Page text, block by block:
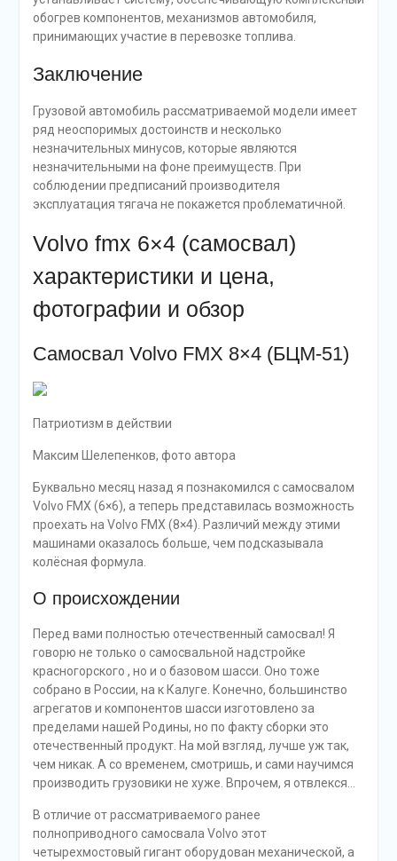
обогрев компонентов, механизмов автомобиля,
принимающих участие в перевозке топлива.
Заключение
Грузовой автомобиль рассматриваемой модели имеет
ряд неоспоримых достоинств и несколько
незначительных минусов, которые являются
незначительными на фоне преимуществ. При
соблюдении предписаний производителя
эксплуатация тягача не покажется проблематичной.
Volvo fmx 6×4 (самосвал)
характеристики и цена,
фотографии и обзор
Самосвал Volvo FMX 8×4 (БЦМ-51)
Патриотизм в действии
Максим Шелепенков, фото автора
Буквально месяц назад я познакомился с самосвалом
Volvo FMX (6×6), а теперь представилась возможность
проехать на Volvo FMX (8×4). Различий между этими
машинами оказалось больше, чем подсказывала
колёсная формула.
О происхождении
Перед вами полностью отечественный самосвал! Я
говорю не только о самосвальной надстройке
красногорского , но и о базовом шасси. Оно тоже
собрано в России, на к Калуге. Конечно, большинство
агрегатов и компонентов шасси изготовлено за
пределами нашей Родины, но по факту сборки это
отечественный продукт. На мой взгляд, лучше уж так,
чем никак. А со временем, смотришь, и сами научимся
производить грузовики не хуже. Впрочем, я отвлекся…
В отличие от рассматриваемого ранее
полноприводного самосвала Volvo этот
четырехмостовый гигант оборудован механической, а